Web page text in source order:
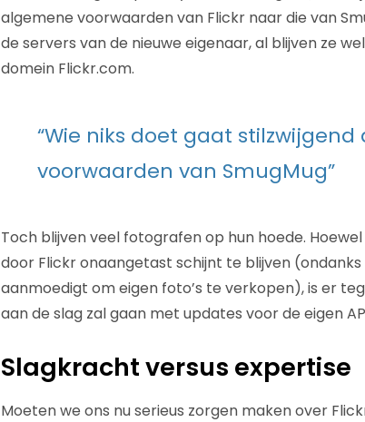
algemene voorwaarden van Flickr naar die van
de servers van de nieuwe eigenaar, al blijven ze
domein Flickr.com.
“Wie niks doet gaat
voorwaarden van SmugMug”
Toch blijven veel fotografen op hun hoede. Hoewel
door Flickr onaangetast schijnt te blijven
aanmoedigt om eigen foto’s te verkopen), is er
aan de slag zal gaan met updates voor de eigen
Slagkracht versus expertise
Moeten we ons nu serieus zorgen maken over